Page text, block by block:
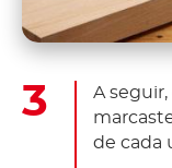
A
de cada